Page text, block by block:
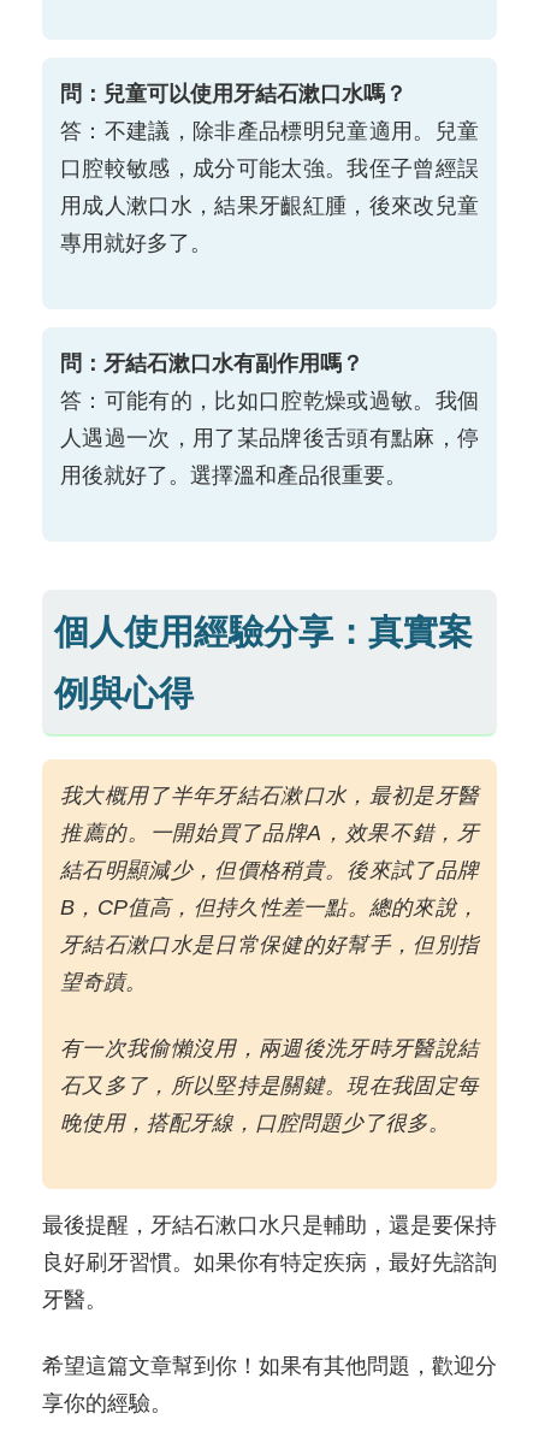
問：兒童可以使用牙結石漱口水嗎？
答：不建議，除非產品標明兒童適用。兒童
口腔較敏感，成分可能太強。我侄子曾經誤
用成人漱口水，結果牙齦紅腫，後來改兒童
專用就好多了。
問：牙結石漱口水有副作用嗎？
答：可能有的，比如口腔乾燥或過敏。我個
人遇過一次，用了某品牌後舌頭有點麻，停
用後就好了。選擇溫和產品很重要。
個人使用經驗分享：真實案
例與心得
我大概用了半年牙結石漱口水，最初是牙醫
推薦的。一開始買了品牌A，效果不錯，牙
結石明顯減少，但價格稍貴。後來試了品牌
B，CP值高，但持久性差一點。總的來說，
牙結石漱口水是日常保健的好幫手，但別指
望奇蹟。
有一次我偷懶沒用，兩週後洗牙時牙醫說結
石又多了，所以堅持是關鍵。現在我固定每
晚使用，搭配牙線，口腔問題少了很多。
最後提醒，牙結石漱口水只是輔助，還是要保持
良好刷牙習慣。如果你有特定疾病，最好先諮詢
牙醫。
希望這篇文章幫到你！如果有其他問題，歡迎分
享你的經驗。